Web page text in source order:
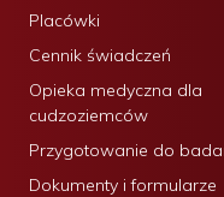
Placówki
Cennik świadczeń
Opieka medyczna dla
cudzoziemców
Przygotowanie do
Dokumenty i formularze